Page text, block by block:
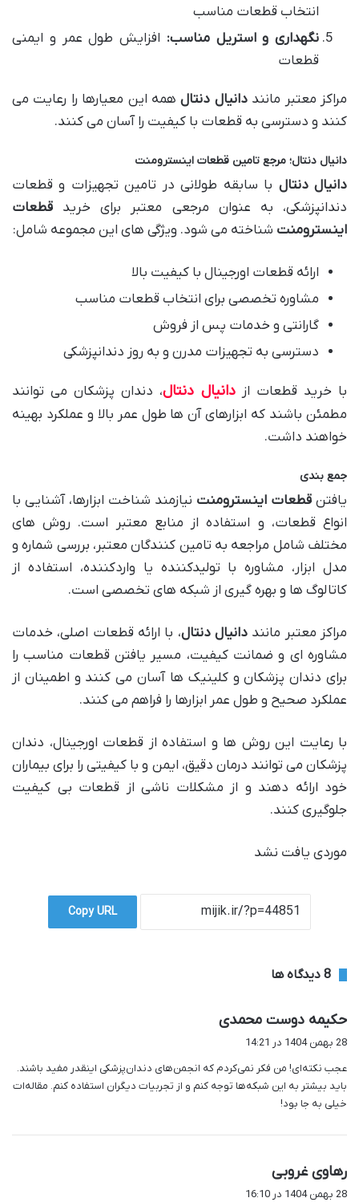
انتخاب قطعات مناسب
نگهداری و استریل مناسب: افزایش طول عمر و ایمنی
قطعات
مراکز معتبر ماننددانیال دنتالهمه این معیارها را رعایت می
کنند و دسترسی به قطعات با کیفیت را آسان می کنند.
دانیال دنتال؛ مرجع تامین قطعات اینسترومنت
دانیال دنتال با سابقه طولانی در تامین تجهیزات و قطعات
دندانپزشکی، به عنوان مرجعی معتبر برای خرید قطعات
اینسترومنت شناخته می شود. ویژگی های این مجموعه شامل:
ارائه قطعات اورجینال با کیفیت بالا
مشاوره تخصصی برای انتخاب قطعات مناسب
گارانتی و خدمات پس از فروش
دسترسی به تجهیزات مدرن و به روز دندانپزشکی
با خرید قطعات از دانیال دنتال، دندان پزشکان می توانند
مطمئن باشند که ابزارهای آن ها طول عمر بالا و عملکرد بهینه
خواهند داشت.
جمع بندی
یافتن قطعات اینسترومنت نیازمند شناخت ابزارها، آشنایی با
انواع قطعات، و استفاده از منابع معتبر است. روش های
مختلف شامل مراجعه به تامین کنندگان معتبر، بررسی شماره و
مدل ابزار، مشاوره با تولیدکننده یا واردکننده، استفاده از
کاتالوگ ها و بهره گیری از شبکه های تخصصی است.
مراکز معتبر مانند دانیال دنتال، با ارائه قطعات اصلی، خدمات
مشاوره ای و ضمانت کیفیت، مسیر یافتن قطعات مناسب را
برای دندان پزشکان و کلینیک ها آسان می کنند و اطمینان از
عملکرد صحیح و طول عمر ابزارها را فراهم می کنند.
با رعایت این روش ها و استفاده از قطعات اورجینال، دندان
پزشکان می توانند درمان دقیق، ایمن و با کیفیتی را برای بیماران
خود ارائه دهند و از مشکلات ناشی از قطعات بی کیفیت
جلوگیری کنند.
موردی یافت نشد
Copy URL
‫8 دیدگاه ها
حکیمه دوست محمدی
:
28 بهمن 1404 در 14:21
عجب نکته‌ای! من فکر نمی‌کردم که انجمن‌های دندان‌پزشکی اینقدر مفید باشند.
باید بیشتر به این شبکه‌ها توجه کنم و از تجربیات دیگران استفاده کنم. مقاله‌ات
خیلی به جا بود!
رهاوی غروبی
ف
28 بهمن 1404 در 16:10